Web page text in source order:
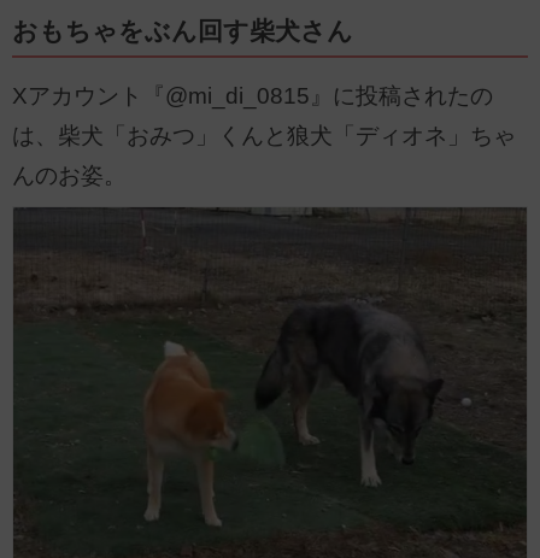
おもちゃをぶん回す柴犬さん
Xアカウント『@mi_di_0815』に投稿されたの
は、柴犬「おみつ」くんと狼犬「ディオネ」ちゃ
んのお姿。